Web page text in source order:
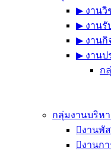
▶︎ งานวิ
▶︎ งานรั
▶︎ งานกิ
▶︎ งาน
ก
กลุ่มงานบริห
งานพั
งานกา